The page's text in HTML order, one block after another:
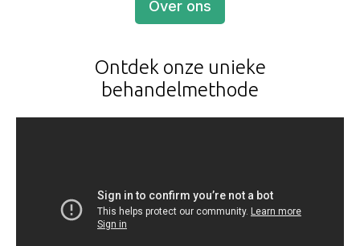
Over ons
Ontdek onze unieke
behandelmethode